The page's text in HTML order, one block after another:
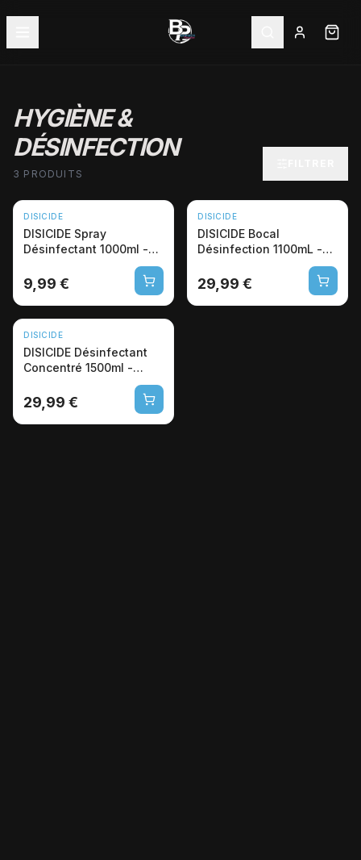
HYGIÈNE &
DÉSINFECTION
3 PRODUITS
DISICIDE
DISICIDE Spray
Désinfectant 1000ml -
9,99 €
DISICIDE
DISICIDE Bocal
Désinfection 1100mL -
Barbier
29,99 €
DISICIDE
DISICIDE Désinfectant
Concentré 1500ml -
Sans Éthanol Végétalien
29,99 €